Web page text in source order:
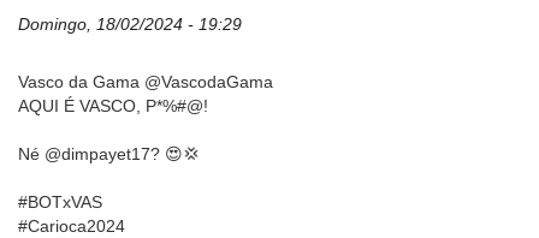
Domingo, 18/02/2024 - 19:29
Vasco da Gama @VascodaGama
AQUI É VASCO, P*%#@!
Né @dimpayet17? 😍💢
#BOTxVAS
#Carioca2024